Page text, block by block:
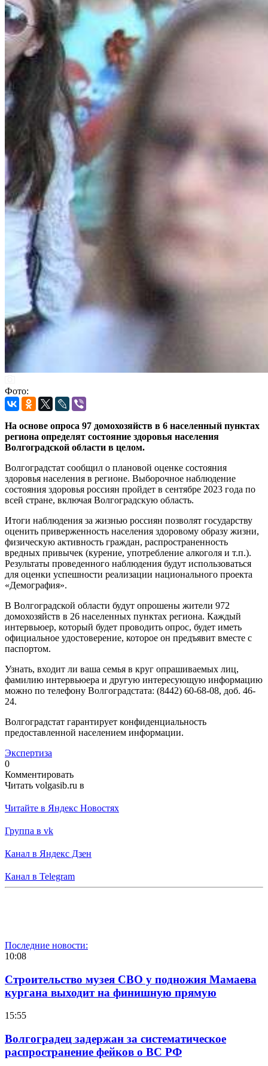
Фото:
На основе опроса 97 домохозяйств в 6 населенный пунктах
региона определят состояние здоровья населения
Волгоградской области в целом.
Волгоградстат сообщил о плановой оценке состояния
здоровья населения в регионе. Выборочное наблюдение
состояния здоровья россиян пройдет в сентябре 2023 года по
всей стране, включая Волгоградскую область.
Итоги наблюдения за жизнью россиян позволят государству
оценить приверженность населения здоровому образу жизни,
физическую активность граждан, распространенность
вредных привычек (курение, употребление алкоголя и т.п.).
Результаты проведенного наблюдения будут использоваться
для оценки успешности реализации национального проекта
«Демография».
В Волгоградской области будут опрошены жители 972
домохозяйств в 26 населенных пунктах региона. Каждый
интервьюер, который будет проводить опрос, будет иметь
официальное удостоверение, которое он предъявит вместе с
паспортом.
Узнать, входит ли ваша семья в круг опрашиваемых лиц,
фамилию интервьюера и другую интересующую информацию
можно по телефону Волгоградстата: (8442) 60-68-08, доб. 46-
24.
Волгоградстат гарантирует конфиденциальность
предоставленной населением информации.
Экспертиза
0
Комментировать
Читать volgasib.ru в
Читайте в Яндекс Новостях
Группа в vk
Канал в Яндекс Дзен
Канал в Telegram
Последние новости:
10:08
Строительство музея СВО у подножия Мамаева
кургана выходит на финишную прямую
15:55
Волгоградец задержан за систематическое
распространение фейков о ВС РФ